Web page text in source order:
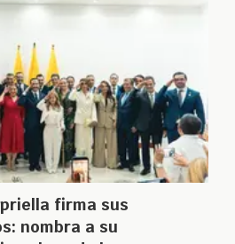
firma sus
nombra a su